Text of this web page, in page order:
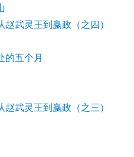
武灵王到嬴政（之四）
的五个月
武灵王到嬴政（之三）